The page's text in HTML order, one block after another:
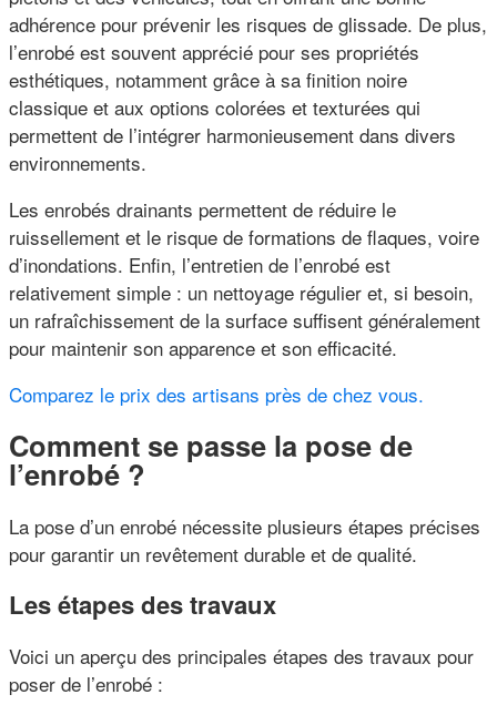
adhérence pour prévenir les risques de glissade. De plus,
l’enrobé est souvent apprécié pour ses propriétés
esthétiques, notamment grâce à sa finition noire
classique et aux options colorées et texturées qui
permettent de l’intégrer harmonieusement dans divers
environnements.
Les enrobés drainants permettent de réduire le
ruissellement et le risque de formations de flaques, voire
d’inondations. Enfin, l’entretien de l’enrobé est
relativement simple : un nettoyage régulier et, si besoin,
un rafraîchissement de la surface suffisent généralement
pour maintenir son apparence et son efficacité.
Comparez le prix des artisans près de chez vous.
Comment se passe la pose de
l’enrobé ?
La pose d’un enrobé nécessite plusieurs étapes précises
pour garantir un revêtement durable et de qualité.
Les étapes des travaux
Voici un aperçu des principales étapes des travaux pour
poser de l’enrobé :